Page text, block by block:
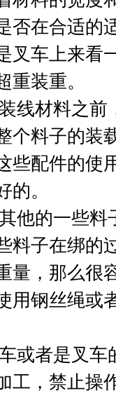
否在合适的
叉车上来看
装重。
材料之前
个料子的装
些配件的使
。
的一些料
料子在绑的
量，那么很
用钢丝绳或
者是叉车
工，禁止操